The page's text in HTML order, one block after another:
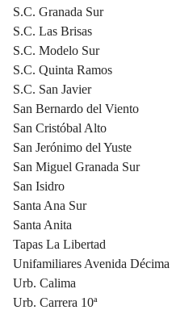
S.C. Granada Sur
S.C. Las Brisas
S.C. Modelo Sur
S.C. Quinta Ramos
S.C. San Javier
San Bernardo del Viento
San Cristóbal Alto
San Jerónimo del Yuste
San Miguel Granada Sur
San Isidro
Santa Ana Sur
Santa Anita
Tapas La Libertad
Unifamiliares Avenida Décima
Urb. Calima
Urb. Carrera 10ª